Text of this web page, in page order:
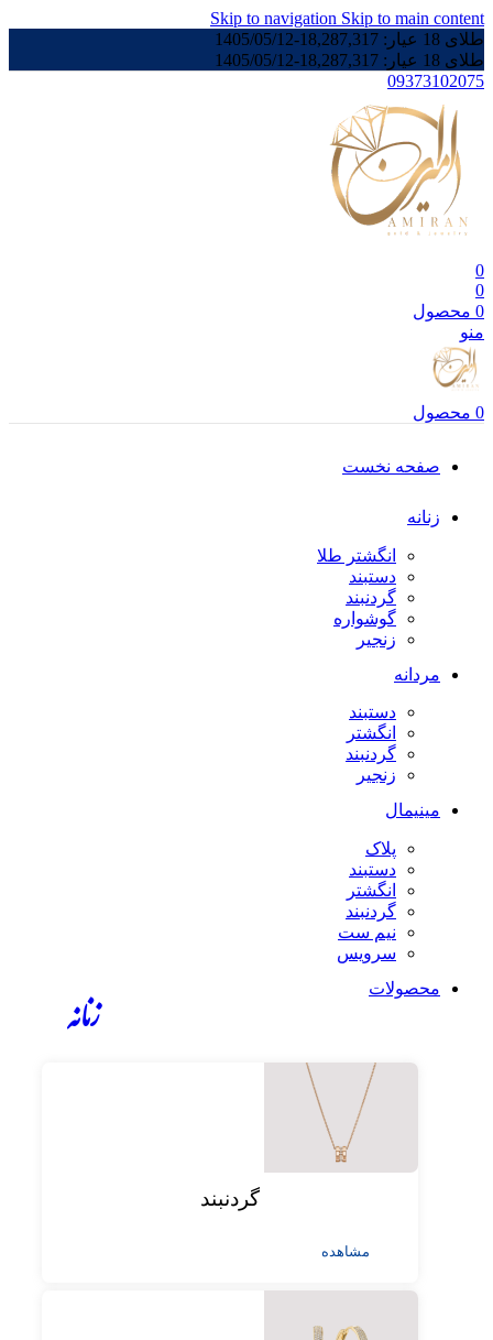
Skip to navigation Skip to main content
طلای 18 عیار:
18,287,317
-
1405/05/12
طلای 18 عیار:
18,287,317
-
1405/05/12
09373102075
0
0
0 محصول
منو
0 محصول
صفحه نخست
زنانه
انگشتر طلا
دستبند
گردنبند
گوشواره
زنجیر
مردانه
دستبند
انگشتر
گردنبند
زنجیر
مینیمال
پلاک
دستبند
انگشتر
گردنبند
نیم ست
سرویس
محصولات
زنانه
گردنبند
مشاهده